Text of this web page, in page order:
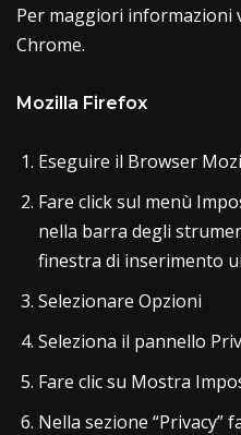
Per maggiori informazioni
Chrome.
Mozilla Firefox
Eseguire il Browser
Fare click sul menù
nella barra degli
finestra di inserimento
Selezionare Opzioni
Seleziona il pannello
Fare clic su Mostra
Nella sezione “Privacy”